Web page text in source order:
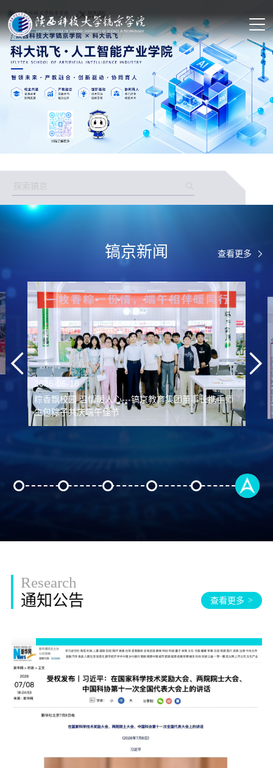
镐京新闻 查看更多
2025-12-05
央媒两度聚焦！我校高质量发展获《人民日报》《中国
教育报》重磅报道
Research
通知公告 查看更多 >